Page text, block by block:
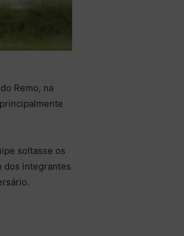
Remo, na
soltasse os
dos integrantes